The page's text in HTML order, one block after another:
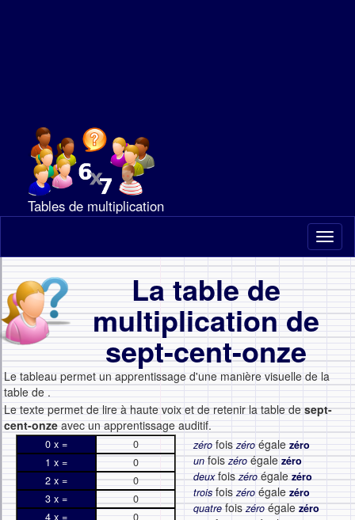
Tables de multiplication
La table de
multiplication de
sept-cent-onze
Le tableau permet un apprentissage d'une manière visuelle de la
table de .
Le texte permet de lire à haute voix et de retenir la table desept-
cent-onze avec un apprentissage auditif.
0 x =
0
1 x =
0
2 x =
0
3 x =
0
4 x =
0
zéro foiszéro égale zéro
unfoiszéroégalezéro
deuxfoiszéroégalezéro
trois foiszéro égale zéro
quatrefoiszéroégalezéro